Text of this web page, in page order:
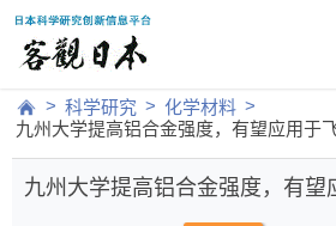
> 科学研究 > 化学材料 >
九州大学提高铝合金强度，有望应用于
九州大学提高铝合金强度，有望